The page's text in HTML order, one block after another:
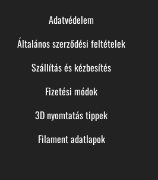
Adatvédelem
Általános szerződési feltételek
Szállítás és kézbesítés
Fizetési módok
3D nyomtatás tippek
Filament adatlapok